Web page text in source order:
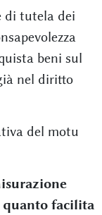
di tutela dei
beni sul
nel diritto
del motu
quanto facilita